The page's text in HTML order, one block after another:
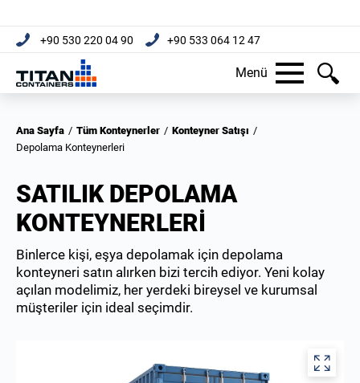
+90 530 220 04 90 +90 533 064 12 47
Menü
Ana Sayfa / Tüm Konteynerler / Konteyner Satışı /
Depolama Konteynerleri
SATILIK DEPOLAMA
KONTEYNERLERI
Binlerce kişi, eşya depolamak için depolama
konteyneri satın alırken bizi tercih ediyor. Yeni kolay
açılan modelimiz, her yerdeki bireysel ve kurumsal
müşteriler için ideal seçimdir.